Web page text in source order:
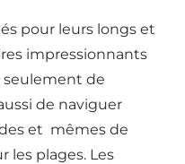
pour leurs longs et
impressionnants
de
de naviguer
et mêmes de
les plages. Les